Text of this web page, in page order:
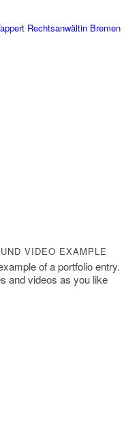
VIDEO EXAMPLE
of a portfolio entry.
and videos as you like